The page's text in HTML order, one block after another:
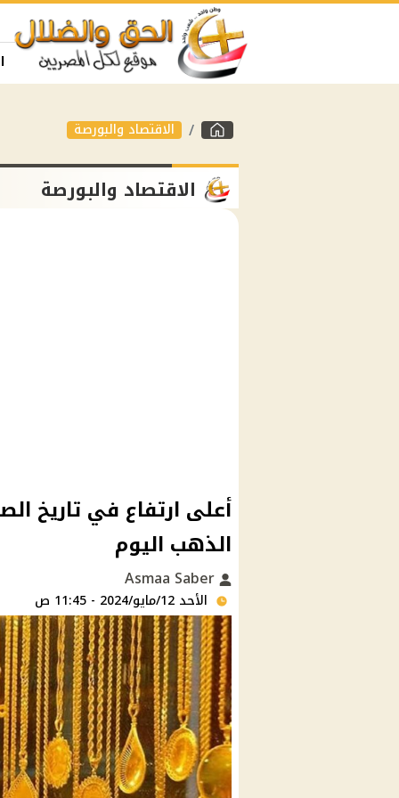
الاقتصاد والبورصة
الاقتصاد والبورصة
أعلى ارتفاع في تاريخ
الذهب اليوم
الأحد 12/مايو/2024 - 11:45 ص